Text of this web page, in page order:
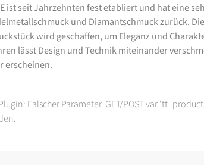
ist seit Jahrzehnten fest etabliert und hat eine
und Diamantschmuck zurück.
wird geschaffen, um Eleganz und
lässt Design und Technik miteinander
erscheinen.
Falscher Parameter. GET/POST var